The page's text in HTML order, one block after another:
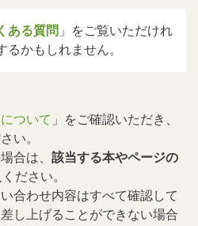
ある質問 」をご覧いただけれ
るかもしれません。
ついて 」をご確認いただき、
い。
合は、 該当する本やページの
ださい。
合わせ内容はすべて確認して
し上げることができない場合